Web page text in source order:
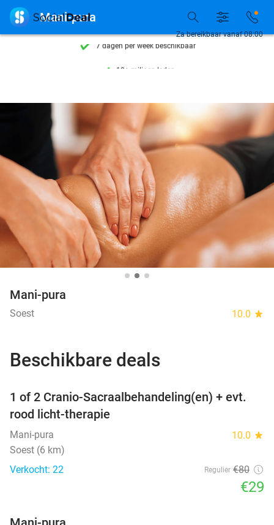
7 dagen per week beschikbaar
7 dagen per week beschikbaar
10+ miljoen leden
Za bereikbaar vanaf 08:00
 Mani-pura
Mani-pura
Soest 10.0 star
Beschikbare deals
1 of 2 Cranio-Sacraalbehandeling(en) + evt.
rood licht-therapie
Mani-pura 10.0 star
Soest (6 km)
Verkocht: 22
Regulier €80
€29